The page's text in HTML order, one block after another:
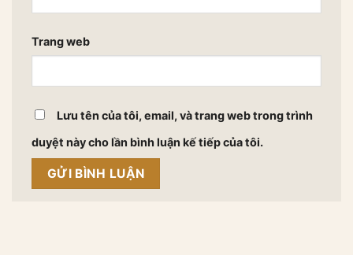
Trang web
Lưu tên của tôi, email, và trang web trong trình
duyệt này cho lần bình luận kế tiếp của tôi.